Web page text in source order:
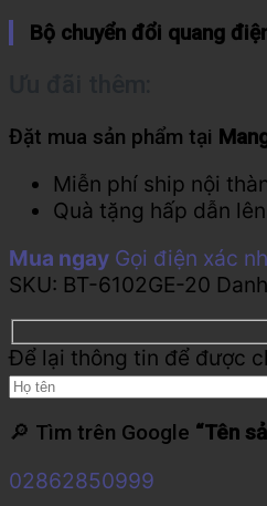
Bộ chuyển đổi quang
Đặt mua sản phẩm tại
Miễn phí ship nội
Quà tặng hấp dẫn
Mua ngay Gọi điện xác
SKU: BT-6102GE-20
Để lại thông tin để được
🔎 Tìm trên Google “Tên
02862850999